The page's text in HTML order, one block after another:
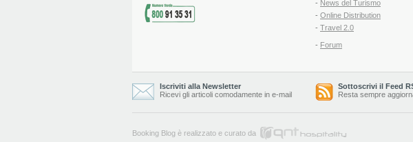
- News del Turismo
- Online Distribution
- Travel 2.0
- Forum
Iscriviti alla Newsletter
Ricevi gli articoli comodamente in e-mail
Sottoscrivi il Feed
Resta sempre
Booking Blog è realizzato e curato da